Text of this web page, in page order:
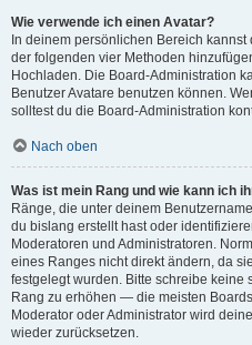
Wie verwende ich einen Avatar?
In deinem persönlichen Bereich kannst
der folgenden vier Methoden
Hochladen. Die Board-Administration
Benutzer Avatare benutzen können.
solltest du die Board-Administration
Nach oben
Was ist mein Rang und wie kann ich
Ränge, die unter deinem
du bislang erstellt hast oder
Moderatoren und Administratoren.
eines Ranges nicht direkt ändern, da
festgelegt wurden. Bitte schreibe keine
Rang zu erhöhen — die meisten
Moderator oder Administrator wird
wieder zurücksetzen.